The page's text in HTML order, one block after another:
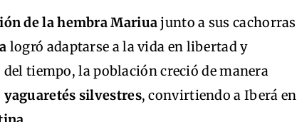
de la hembra Mariuajunto a sus cachorras
logró adaptarse a la vida en libertad y
tiempo, la población creció de manera
yaguaretés silvestres, convirtiendo a Iberá en